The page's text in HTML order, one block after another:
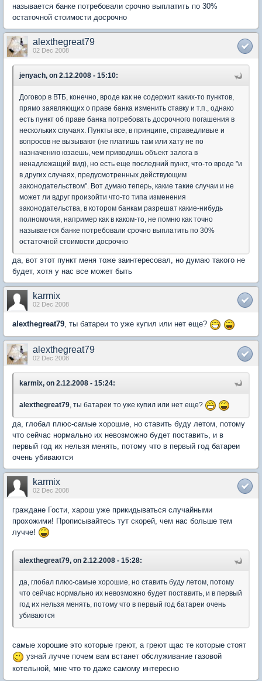
называется банке потребовали срочно выплатить по 30%
остаточной стоимости досрочно
alexthegreat79
02 Dec 2008
jenyach, on 2.12.2008 - 15:10:
Договор в ВТБ, конечно, вроде как не содержит каких-то пунктов,
прямо заявляющих о праве банка изменить ставку и т.п., однако
есть пункт об праве банка потребовать досрочного погашения в
нескольких случаях. Пункты все, в принципе, справедливые и
вопросов не вызывают (не платишь там или хату не по
назначению юзаешь, чем приводишь объект залога в
ненадлежащий вид), но есть еще последний пункт, что-то вроде "и
в других случаях, предусмотренных действующим
законодательством". Вот думаю теперь, какие такие случаи и не
может ли вдруг произойти что-то типа изменения
законодательства, в котором банкам разрешат какие-нибудь
полномочия, например как в каком-то, не помню как точно
называется банке потребовали срочно выплатить по 30%
остаточной стоимости досрочно
да, вот этот пункт меня тоже заинтересовал, но думаю такого не
будет, хотя у нас все может быть
karmix
02 Dec 2008
alexthegreat79, ты батареи то уже купил или нет еще?
alexthegreat79
02 Dec 2008
karmix, on 2.12.2008 - 15:24:
alexthegreat79 , ты батареи то уже купил или нет еще?
да, глобал плюс-самые хорошие, но ставить буду летом, потому
что сейчас нормально их невозможно будет поставить, и в
первый год их нельзя менять, потому что в первый год батареи
очень убиваются
karmix
02 Dec 2008
граждане Гости, харош уже прикидываться случайными
прохожими! Прописывайтесь тут скорей, чем нас больше тем
лучче!
alexthegreat79, on 2.12.2008 - 15:28:
да, глобал плюс-самые хорошие, но ставить буду летом, потому
что сейчас нормально их невозможно будет поставить, и в первый
год их нельзя менять, потому что в первый год батареи очень
убиваются
самые хорошие это которые греют, а греют щас те которые стоят
узнай лучче почем вам встанет обслуживание газовой
котельной, мне что то даже самому интересно